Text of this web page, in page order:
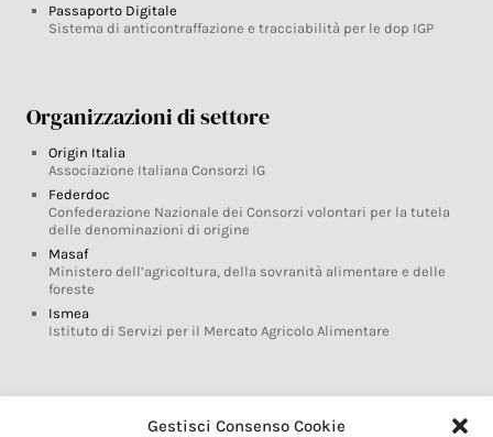
Gestisci Consenso Cookie
Passaporto Digitale
Sistema di anticontraffazione e tracciabilità per le dop IGP
Organizzazioni di settore
Origin Italia
Associazione Italiana Consorzi IG
Federdoc
Confederazione Nazionale dei Consorzi volontari per la tutela
delle denominazioni di origine
Masaf
Ministero dell’agricoltura, della sovranità alimentare e delle
foreste
Ismea
Istituto di Servizi per il Mercato Agricolo Alimentare
Glossario DOP IGP